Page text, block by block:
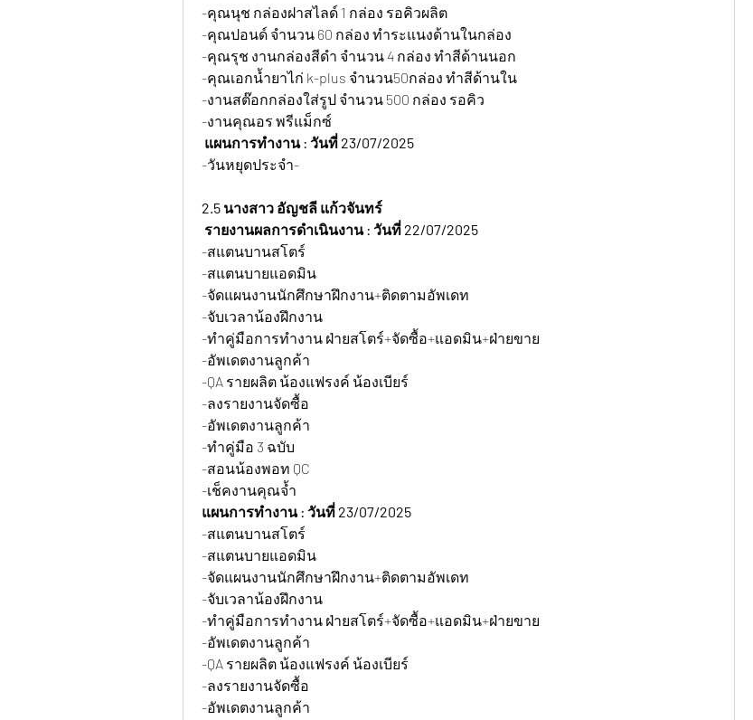
-คุณนุช กล่องฝาสไลด์ 1 กล่อง รอคิวผลิต
-คุณปอนด์ จำนวน 60 กล่อง ทำระแนงด้านในกล่อง
-คุณรุช งานกล่องสีดำ จำนวน 4 กล่อง ทำสีด้านนอก
-คุณเอกน้ำยาไก่ k-plus จำนวน50กล่อง ทำสีด้านใน
-งานสต๊อกกล่องใส่รูป จำนวน 500 กล่อง รอคิว
-งานคุณอร พรีแม็กซ์
แผนการทำงาน : วันที่ 23/07/2025
-วันหยุดประจำ-
2.5 นางสาว อัญชลี แก้วจันทร์
รายงานผลการดำเนินงาน : วันที่ 22/07/2025
-สแตนบานสโตร์
-สแตนบายแอดมิน
-จัดแผนงานนักศึกษาฝึกงาน+ติดตามอัพเดท
-จับเวลาน้องฝึกงาน
-ทำคู่มือการทำงาน ฝ่ายสโตร์+จัดซื้อ+แอดมิน+ฝ่ายขาย
-อัพเดตงานลูกค้า
-QA รายผลิต น้องแฟรงค์ น้องเบียร์
-ลงรายงานจัดซื้อ
-อัพเดตงานลูกค้า
-ทำคู่มือ 3 ฉบับ
-สอนน้องพอท QC
-เช็คงานคุณจ้ำ
แผนการทำงาน : วันที่ 23/07/2025
-สแตนบานสโตร์
-สแตนบายแอดมิน
-จัดแผนงานนักศึกษาฝึกงาน+ติดตามอัพเดท
-จับเวลาน้องฝึกงาน
-ทำคู่มือการทำงาน ฝ่ายสโตร์+จัดซื้อ+แอดมิน+ฝ่ายขาย
-อัพเดตงานลูกค้า
-QA รายผลิต น้องแฟรงค์ น้องเบียร์
-ลงรายงานจัดซื้อ
-อัพเดตงานลูกค้า